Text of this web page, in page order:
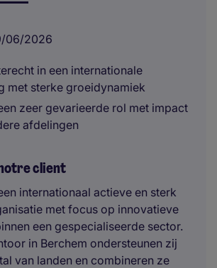
06/2026
in een internationale
met sterke groeidynamiek
zeer gevarieerde rol met impact
afdelingen
client
internationaal actieve en sterk
met focus op innovatieve
een gespecialiseerde sector.
in Berchem ondersteunen zij
van landen en combineren ze